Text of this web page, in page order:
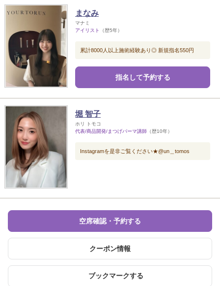
まなみ
マナミ
アイリスト
（歴5年）
累計8000人以上施術経験あり◎ 新規指名550円
指名して予約する
堀 智子
ホリ トモコ
代表/商品開発/まつげパーマ講師 （歴10年）
Instagramを是非ご覧ください★@un＿tomos
空席確認・予約する
クーポン情報
ブックマークする